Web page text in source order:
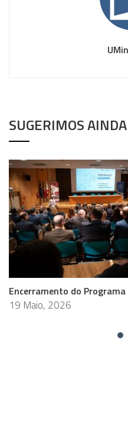
SUGERIMOS AINDA
Encerramento do Programa
19 Maio, 2026